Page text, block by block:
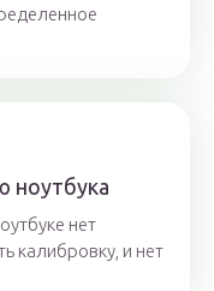
ноутбука
нет
калибровку, и нет